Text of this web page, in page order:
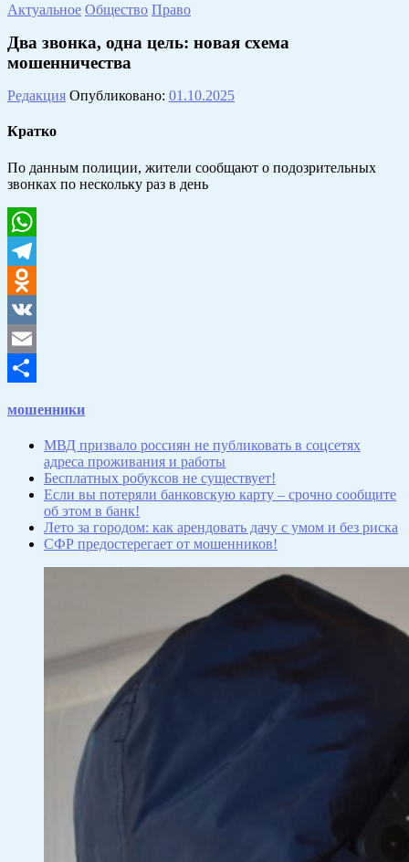
Актуальное Общество Право
Два звонка, одна цель: новая схема
мошенничества
Редакция Опубликовано: 01.10.2025
Кратко
По данным полиции, жители сообщают о подозрительных
звонках по нескольку раз в день
WhatsApp
Telegram
Odnoklassniki
VK
Email
мошенники
МВД призвало россиян не публиковать в соцсетях
адреса проживания и работы
Бесплатных робуксов не существует!
Если вы потеряли банковскую карту – срочно сообщите
об этом в банк!
Лето за городом: как арендовать дачу с умом и без риска
СФР предостерегает от мошенников!